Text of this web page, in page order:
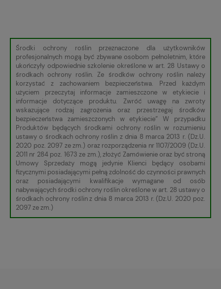
Środki ochrony roślin przeznaczone dla użytkowników
profesjonalnych mogą być zbywane osobom pełnoletnim, które
ukończyły odpowiednie szkolenie określone w art. 28 Ustawy o
środkach ochrony roślin. Ze środków ochrony roślin należy
korzystać z zachowaniem bezpieczeństwa. Przed każdym
użyciem przeczytaj informacje zamieszczone w etykiecie i
informacje dotyczące produktu. Zwróć uwagę na zwroty
wskazujące rodzaj zagrożenia oraz przestrzegaj środków
bezpieczeństwa zamieszczonych w etykiecie” W przypadku
Produktów będących środkami ochrony roślin w rozumieniu
ustawy o środkach ochrony roślin z dnia 8 marca 2013 r. (Dz.U.
2020 poz. 2097 ze zm.) oraz rozporządzenia nr 1107/2009 (Dz.U.
2011 nr 284 poz. 1673 ze zm.), złożyć Zamówienie oraz być stroną
Umowy Sprzedaży mogą jedynie Klienci będący osobami
fizycznymi posiadającymi pełną zdolność do czynności prawnych
oraz posiadającymi kwalifikacje wymagane od osób
nabywających środki ochrony roślin określone w art. 28 ustawy o
środkach ochrony roślin z dnia 8 marca 2013 r. (Dz.U. 2020 poz.
2097 ze zm.)